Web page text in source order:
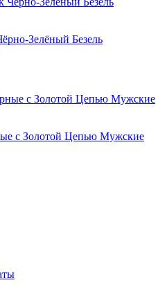
Зелёный Безель
с Золотой Цепью Мужские